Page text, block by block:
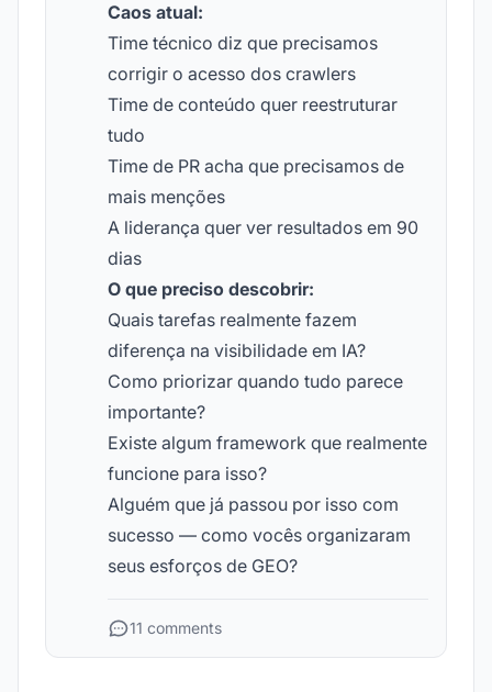
Caos atual:
Time técnico diz que precisamos
corrigir o acesso dos crawlers
Time de conteúdo quer reestruturar
tudo
Time de PR acha que precisamos de
mais menções
A liderança quer ver resultados em 90
dias
O que preciso descobrir:
Quais tarefas realmente fazem
diferença na visibilidade em IA?
Como priorizar quando tudo parece
importante?
Existe algum framework que realmente
funcione para isso?
Alguém que já passou por isso com
sucesso — como vocês organizaram
seus esforços de GEO?
11 comments